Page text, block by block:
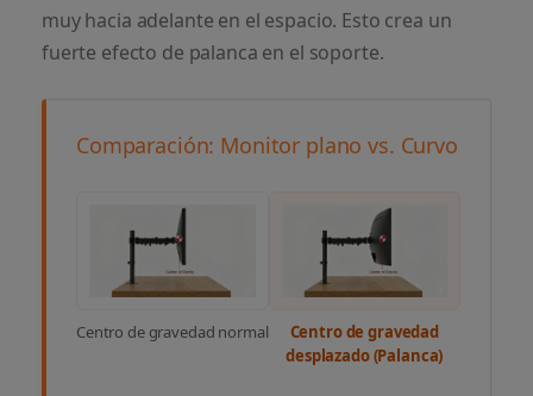
muy hacia adelante en el espacio. Esto crea un
fuerte efecto de palanca en el soporte.
Comparación: Monitor plano vs. Curvo
Centro de gravedad normal
Centro de gravedad
desplazado (Palanca)